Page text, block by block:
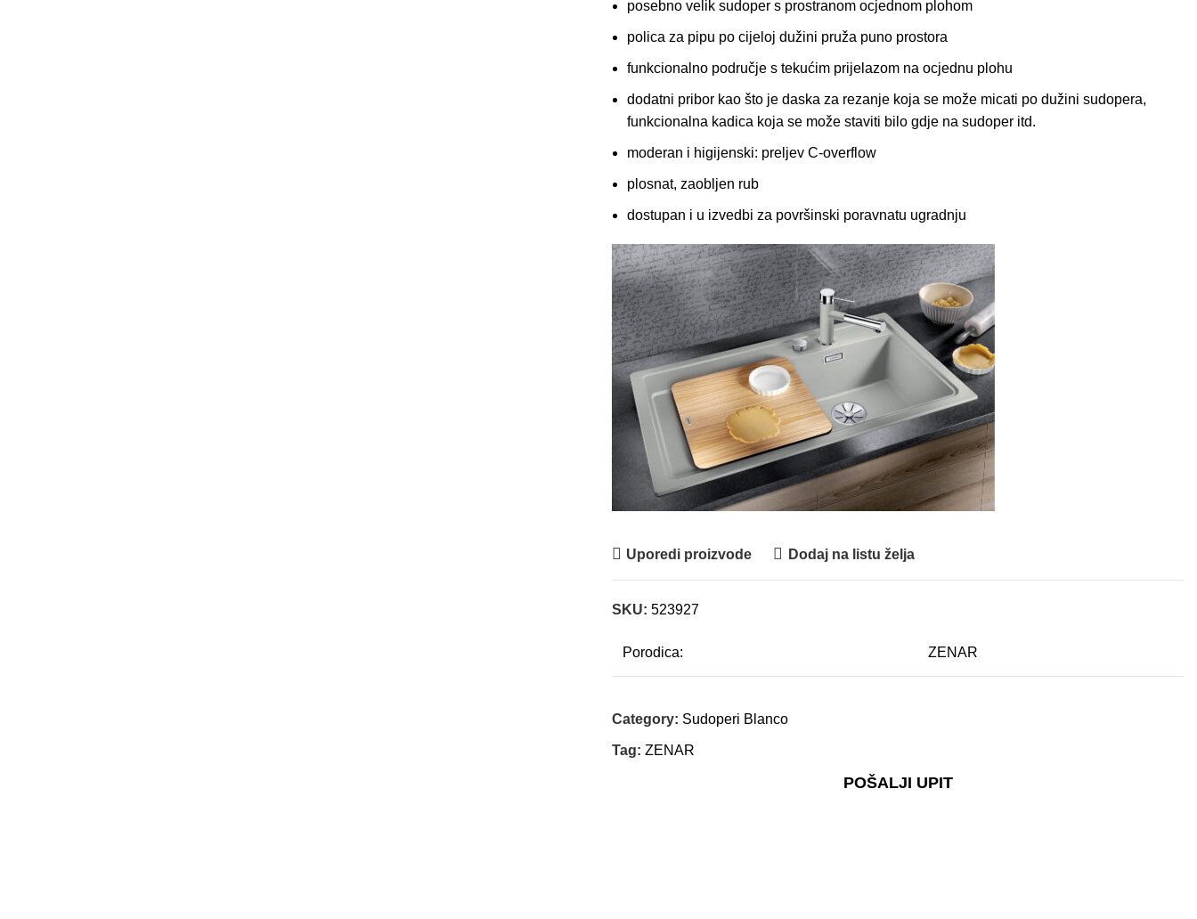
posebno velik sudoper s prostranom ocjednom plohom
polica za pipu po cijeloj dužini pruža puno prostora
funkcionalno područje s tekućim prijelazom na ocjednu plohu
dodatni pribor kao što je daska za rezanje koja se može micati po dužini sudopera,
funkcionalna kadica koja se može staviti bilo gdje na sudoper itd.
moderan i higijenski: preljev C-overflow
plosnat, zaobljen rub
dostupan i u izvedbi za površinski poravnatu ugradnju
Uporedi proizvode Dodaj na listu želja
SKU: 523927
Porodica: ZENAR
Category: Sudoperi Blanco
Tag: ZENAR
POŠALJI UPIT